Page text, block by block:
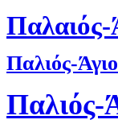
Παλαιός-
Παλιός-
Παλιός-